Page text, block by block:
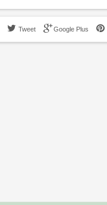
Tweet Google Plus